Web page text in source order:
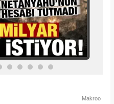
Makroo